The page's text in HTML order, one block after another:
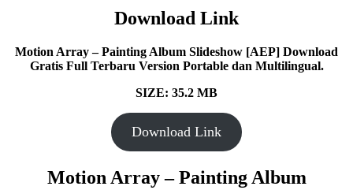
Download Link
Motion Array – Painting Album Slideshow [AEP] Download
Gratis Full Terbaru Version Portable dan Multilingual.
SIZE: 35.2 MB
Download Link
Motion Array – Painting Album